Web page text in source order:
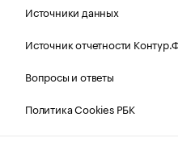
Источники данных
Источник отчетности
Вопросы и ответы
Политика Cookies РБК